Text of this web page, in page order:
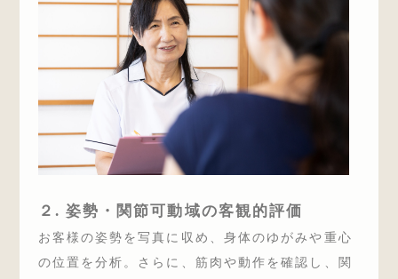
２. 姿勢・関節可動域の客観的評価
お客様の姿勢を写真に収め、身体のゆがみや重心
の位置を分析。さらに、筋肉や動作を確認し、関